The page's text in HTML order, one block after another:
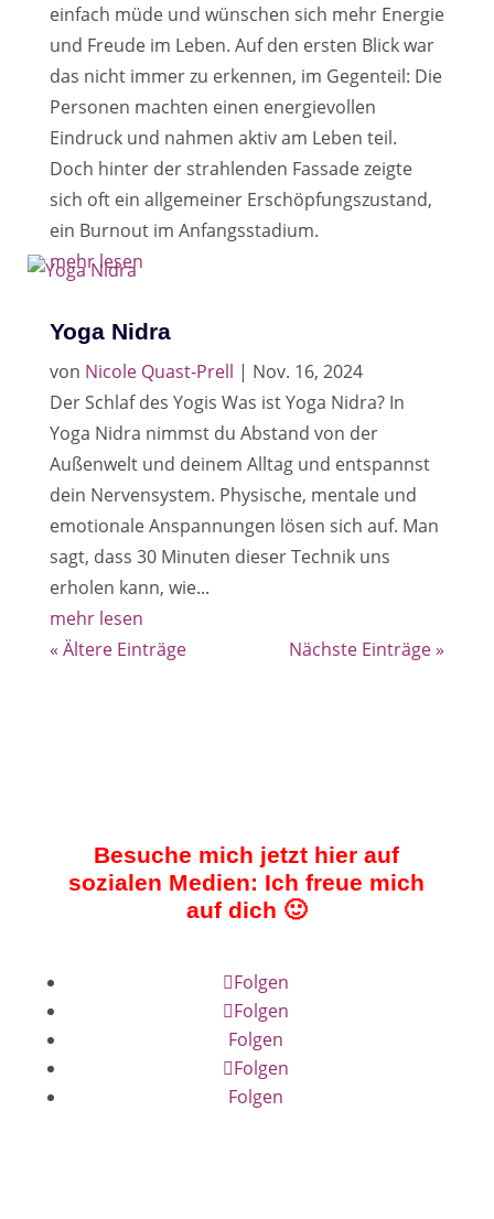
einfach müde und wünschen sich mehr Energie
und Freude im Leben. Auf den ersten Blick war
das nicht immer zu erkennen, im Gegenteil: Die
Personen machten einen energievollen
Eindruck und nahmen aktiv am Leben teil.
Doch hinter der strahlenden Fassade zeigte
sich oft ein allgemeiner Erschöpfungszustand,
ein Burnout im Anfangsstadium.
mehr lesen
Yoga Nidra
von Nicole Quast-Prell | Nov. 16, 2024
Der Schlaf des Yogis Was ist Yoga Nidra? In
Yoga Nidra nimmst du Abstand von der
Außenwelt und deinem Alltag und entspannst
dein Nervensystem. Physische, mentale und
emotionale Anspannungen lösen sich auf. Man
sagt, dass 30 Minuten dieser Technik uns
erholen kann, wie...
mehr lesen
« Ältere Einträge
Nächste Einträge »
Besuche mich jetzt hier auf
sozialen Medien: Ich freue mich
auf dich 🙂
Folgen
Folgen
Folgen
Folgen
Folgen